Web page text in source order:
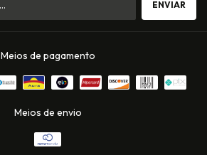
Meios de pagamento
Meios de envio